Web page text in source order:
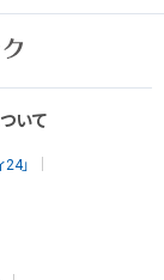
いて
」